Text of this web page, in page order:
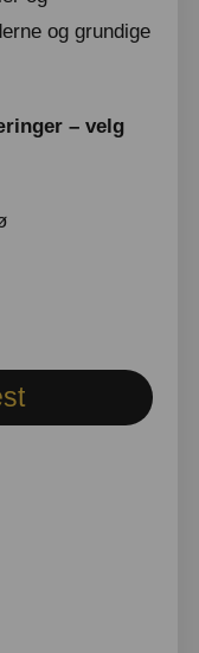
og grundige
– velg